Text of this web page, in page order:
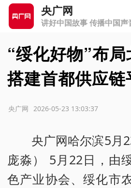
央广网
讲好中国故事 传播中国声
“绥化好物”布
搭建首都供应链
2026-05-23 13:03:37
央广网
央广网哈尔滨5月
庞淼） 5月22日，由
色产业协会、绥化市